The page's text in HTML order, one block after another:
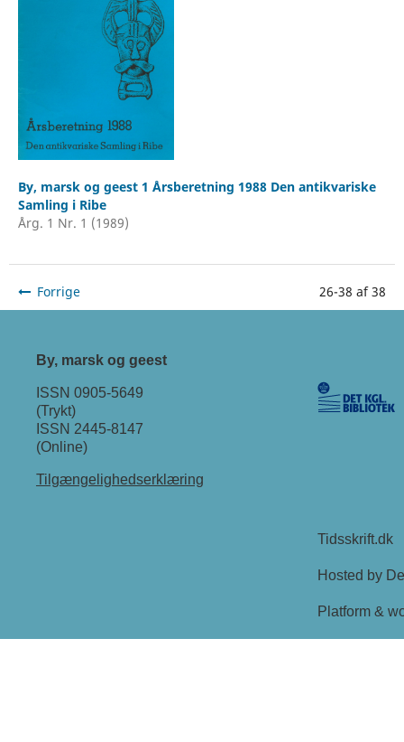
By, marsk og geest 1 Årsberetning 1988 Den antikvariske
Samling i Ribe
Årg. 1 Nr. 1 (1989)
Forrige 26-38 af 38
By, marsk og geest
ISSN 0905-5649
(Trykt)
ISSN 2445-8147
(Online)
Tilgængelighedserklæring